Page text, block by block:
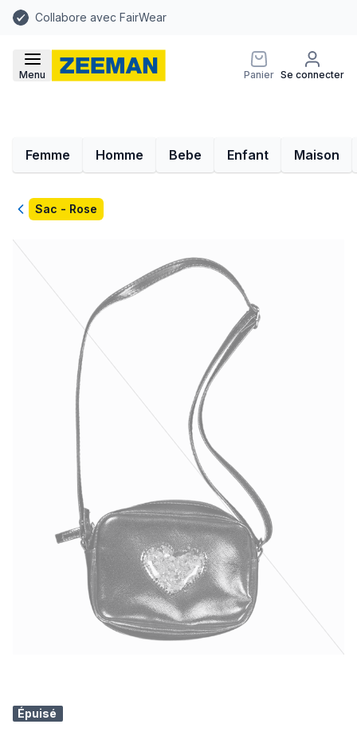
Collabore avec FairWear
Menu Panier Se connecter
Femme Homme Bebe Enfant Maison
RetourSac - Rose
Épuisé